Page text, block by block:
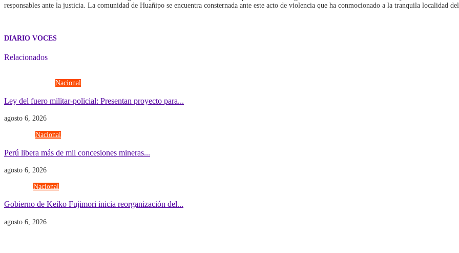
responsables ante la justicia. La comunidad de Huañipo se encuentra consternada ante este acto de violencia que ha conmocionado a la tranquila localidad
DIARIO VOCES
Relacionados
Nacional
Ley del fuero militar-policial: Presentan proyecto para...
agosto 6, 2026
Nacional
Perú libera más de mil concesiones mineras...
agosto 6, 2026
Nacional
Gobierno de Keiko Fujimori inicia reorganización del...
agosto 6, 2026